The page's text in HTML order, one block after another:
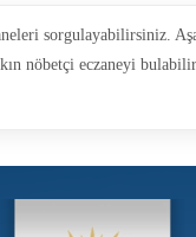
sorgulayabilirsiniz.
nöbetçi eczaneyi